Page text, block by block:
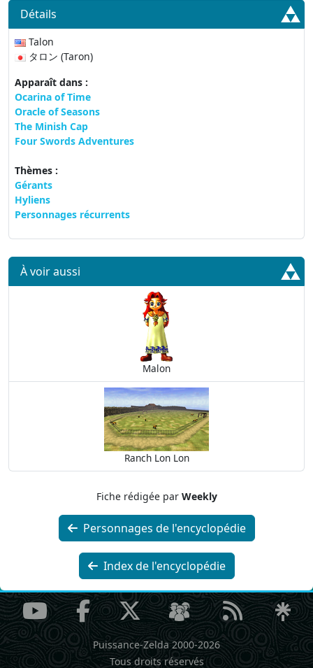
Détails
Talon
タロン (Taron)
Apparaît dans :
Ocarina of Time
Oracle of Seasons
The Minish Cap
Four Swords Adventures
Thèmes :
Gérants
Hyliens
Personnages récurrents
À voir aussi
Malon
Ranch Lon Lon
Fiche rédigée par Weekly
Personnages de l'encyclopédie
Index de l'encyclopédie
Puissance-Zelda 2000-2026
Tous droits réservés